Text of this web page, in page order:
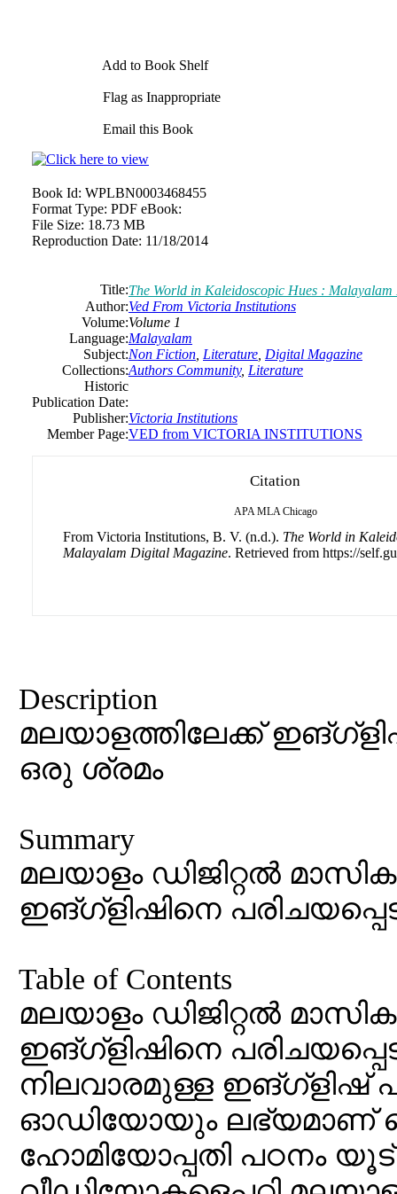
Add to Book Shelf
Flag as Inappropriate
Email this Book
Book Id: WPLBN0003468455
Format Type: PDF eBook:
File Size: 18.73 MB
Reproduction Date: 11/18/2014
Title:The World in Kaleidoscopic Hues :
Author:Ved From Victoria Institutions
Volume:Volume 1
Language:Malayalam
Subject:Non Fiction Literature Digital Magazine
Collections:Authors Community, Literature
Historic
Publication Date:
Publisher:Victoria Institutions
Member Page:VED from VICTORIA INSTITUTIONS
Citation
APA MLA Chicago
From Victoria Institutions, B. V. (n.d.). The World in
Malayalam Digital Magazine. Retrieved from https://
Description
മലയാളത്തിലേക്ക്
ഒരു ശ്രമം
Summary
മലയാളം ഡിജിറ്റല്‍
ഇങ്ഗ്ളിഷിനെ
Table of Contents
മലയാളം ഡിജിറ്റല്‍
ഇങ്ഗ്ളിഷിനെ
നിലവാരമുള്ള ഇങ്ഗ്ളിഷ്
ഓഡിയോയും
ഹോമിയോപ്പതി പഠനം